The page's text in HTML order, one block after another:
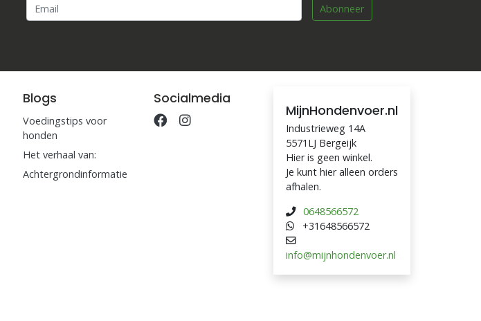
Abonneer
Blogs
Voedingstips voor
honden
Het verhaal van:
Achtergrondinformatie
Socialmedia
MijnHondenvoer.nl
Industrieweg 14A
5571LJ Bergeijk
Hier is geen winkel.
Je kunt hier alleen orders
afhalen.
0648566572
+31648566572
info@mijnhondenvoer.nl